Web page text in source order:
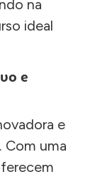
na
ideal
e
e
Com uma